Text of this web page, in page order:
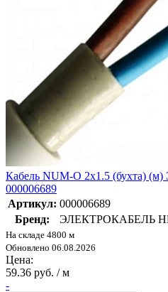
Кабель NUM-O 2х1.5 (бухта)
000006689
Артикул: 000006689
Бренд:
ЭЛЕКТРОКАБЕЛЬ
На складе 4800 м
Обновлено 06.08.2026
Цена:
59.36 руб. / м
-